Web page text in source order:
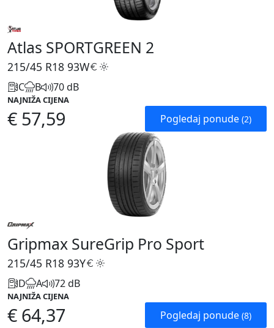
Atlas SPORTGREEN 2
215/45 R18 93W
C B 70 dB
NAJNIŽA CIJENA
€ 57,59 Pogledaj ponude (2)
Gripmax SureGrip Pro Sport
215/45 R18 93Y
D A 72 dB
NAJNIŽA CIJENA
€ 64,37 Pogledaj ponude (8)